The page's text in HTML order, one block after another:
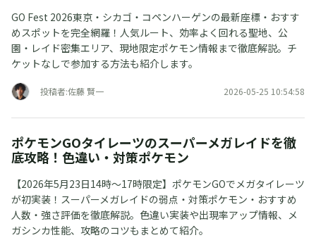
GO Fest 2026東京・シカゴ・コペンハーゲンの最新座標・おすす
めスポットを完全網羅！人気ルート、効率よく回れる聖地、公
園・レイド密集エリア、現地限定ポケモン情報まで徹底解説。チ
ケットなしで参加する方法も紹介します。
投稿者:佐藤 賢一 2026-05-25 10:54:58
ポケモンGOタイレーツのスーパーメガレイドを徹
底攻略！色違い・対策ポケモン
【2026年5月23日14時〜17時限定】ポケモンGOでメガタイレーツ
が初実装！スーパーメガレイドの弱点・対策ポケモン・おすすめ
人数・強さ評価を徹底解説。色違い実装や出現率アップ情報、メ
ガシンカ性能、攻略のコツもまとめて紹介。